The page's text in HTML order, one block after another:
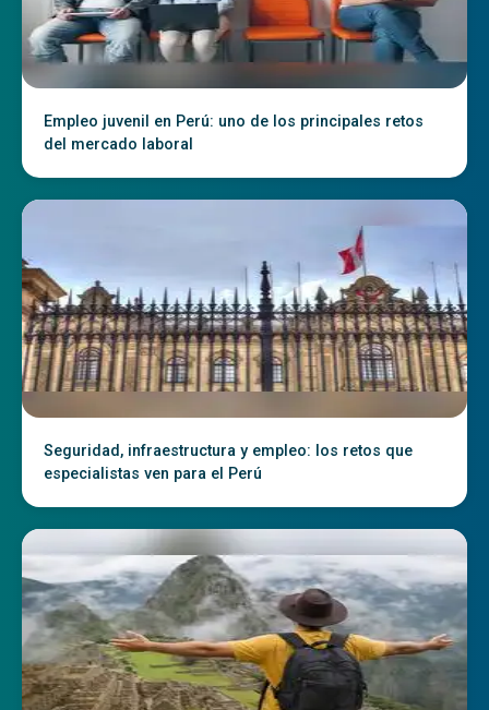
Empleo juvenil en Perú: uno de los principales retos
del mercado laboral
Seguridad, infraestructura y empleo: los retos que
especialistas ven para el Perú